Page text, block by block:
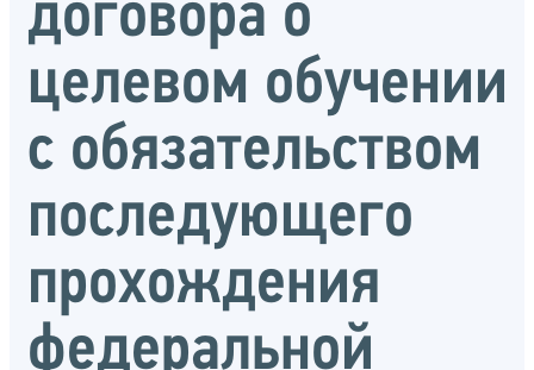
договора о
целевом обучении
с обязательством
последующего
прохождения
федеральной